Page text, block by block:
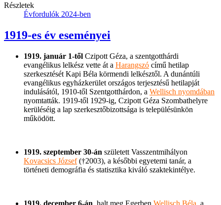
Részletek
Évfordulók 2024-ben
1919-es év eseményei
1919. január 1-től Czipott Géza, a szentgotthárdi
evangélikus lelkész vette át a Harangszó című hetilap
szerkesztését Kapi Béla körmendi lelkésztől. A dunántúli
evangélikus egyházkerület országos terjesztésű hetilapját
indulásától, 1910-től Szentgotthárdon, a Wellisch nyomdában
nyomtatták. 1919-től 1929-ig, Czipott Géza Szombathelyre
kerüléséig a lap szerkesztőbizottsága is településünkön
működött.
1919. szeptember 30-án született Vasszentmihályon
Kovacsics József(†2003), a későbbi egyetemi tanár, a
történeti demográfia és statisztika kiváló szaktekintélye.
1919. december 6-án , halt meg Egerben Wellisch Béla , a